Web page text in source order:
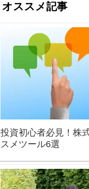
オススメ記事
投資初心者必見！株
スメツール6選